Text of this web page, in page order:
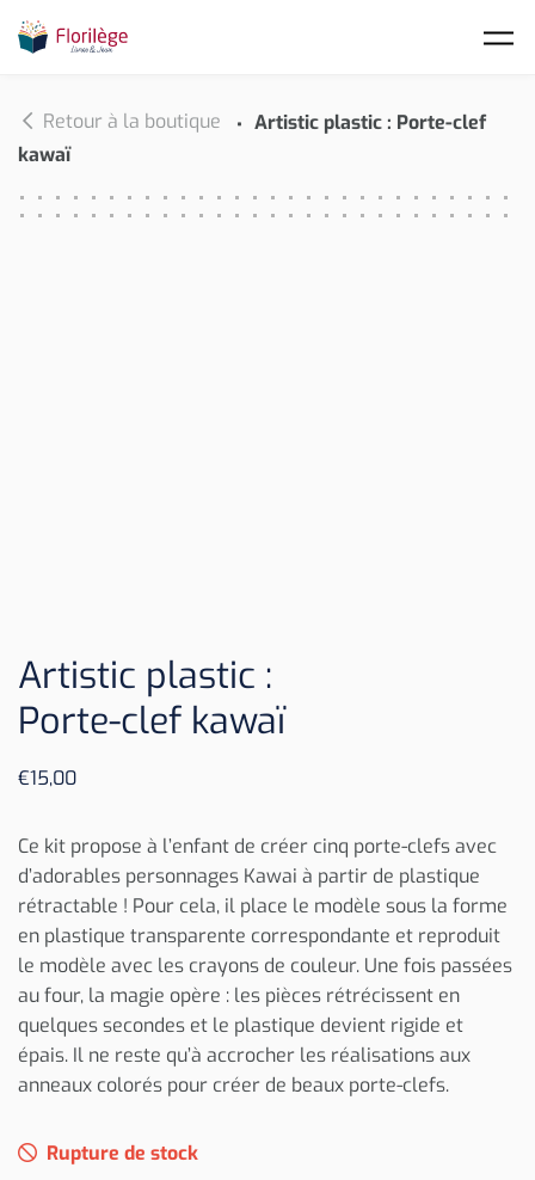
Retour à la boutique
Artistic plastic : Porte-clef
kawaï
Artistic plastic :
Porte-clef kawaï
€15,00
Ce kit propose à l’enfant de créer cinq porte-clefs avec
d’adorables personnages Kawai à partir de plastique
rétractable ! Pour cela, il place le modèle sous la forme
en plastique transparente correspondante et reproduit
le modèle avec les crayons de couleur. Une fois passées
au four, la magie opère : les pièces rétrécissent en
quelques secondes et le plastique devient rigide et
épais. Il ne reste qu’à accrocher les réalisations aux
anneaux colorés pour créer de beaux porte-clefs.
Rupture de stock